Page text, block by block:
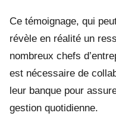
Ce témoignage, qui
révèle en réalité un
nombreux chefs
est nécessaire de
leur banque pour
gestion quotidienne.